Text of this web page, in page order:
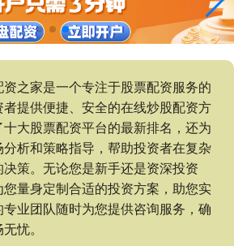
之家是一个专注于股票配资服务的
提供便捷、安全的在线炒股配资方
大股票配资平台的最新排名，还为
析和策略指导，帮助投资者在复杂
策。无论您是新手还是资深投资
量身定制合适的投资方案，助您实
业团队随时为您提供咨询服务，确
忧。